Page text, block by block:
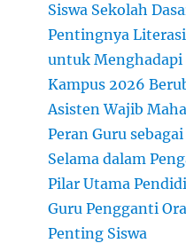
Siswa Sekolah
Pentingnya
untuk Menghadapi
Kampus 2026
Asisten Wajib
Peran Guru
Selama dalam
Pilar Utama
Guru Pengganti
Penting Siswa